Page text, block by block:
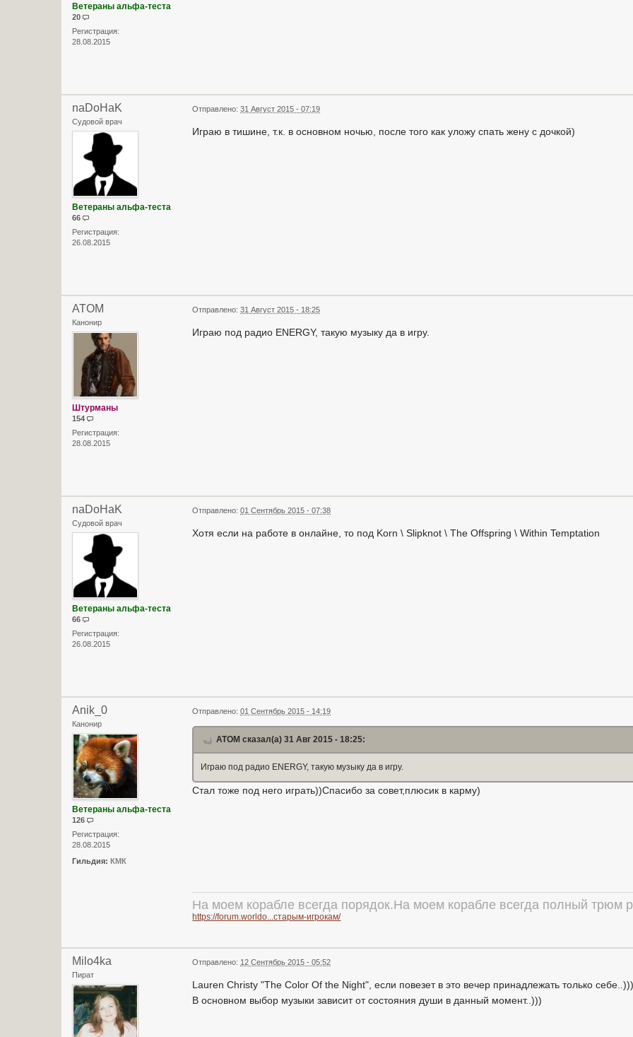
Ветераны альфа-теста
20
Регистрация:
28.08.2015
naDoHaK Отправлено:31 Август 2015 - 07:19
Судовой врач
Ветераны альфа-теста
66
Регистрация:
26.08.2015
Играю в тишине, т.к. в основном ночью, после того как уложу спать жену с дочкой)
ATOM Отправлено:31 Август 2015 - 18:25
Канонир
Штурманы
154
Регистрация:
28.08.2015
Играю под радио ENERGY, такую музыку да в игру.
naDoHaK Отправлено:01 Сентябрь 2015 - 07:38
Судовой врач
Ветераны альфа-теста
66
Регистрация:
26.08.2015
Хотя если на работе в онлайне, то под Korn \ Slipknot \ The Offspring \ Within Temptation
Anik_0 Отправлено:01 Сентябрь 2015 - 14:19
Канонир
Ветераны альфа-теста
126
Регистрация:
28.08.2015
Гильдия: КМК
ATOM сказал(а) 31 Авг 2015 - 18:25:
Играю под радио ENERGY, такую музыку да в игру.
Стал тоже под него играть))Спасибо за совет,плюсик в карму)
На моем корабле всегда порядок.На моем корабле всегда полный трюм
https://forum.worldo...старым-игрокам/
Milo4ka Отправлено: 12 Сентябрь 2015 - 05:52
Пират
Lauren Christy "The Color Of the Night", если повезет в это вечер принадлежать только себе..)))
В основном выбор музыки зависит от состояния души в данный момент..)))